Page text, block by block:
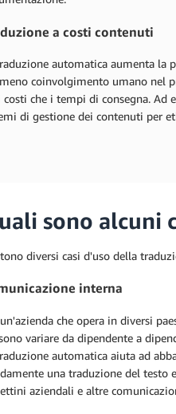
a costi contenuti
automatica aumenta
coinvolgimento umano nel
costi che i tempi di consegna.
di gestione dei contenuti per
sono alcuni
diversi casi d'uso della
interna
che opera in diversi
variare da dipendente a
automatica aiuta ad
una traduzione del testo
aziendali e altre